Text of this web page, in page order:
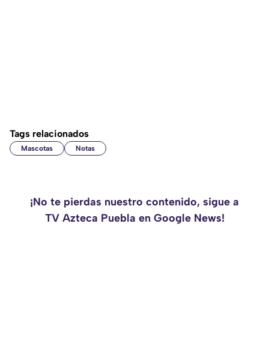
Tags relacionados
Mascotas Notas
¡No te pierdas nuestro contenido, sigue a
TV Azteca Puebla en Google News!